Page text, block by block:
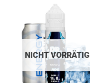
NICHT VORRÄTIG